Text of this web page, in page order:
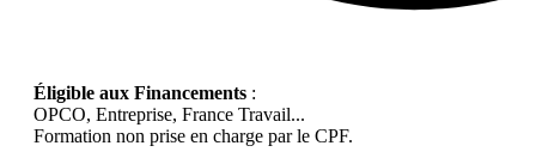
Éligible aux Financements :
OPCO, Entreprise, France Travail...
Formation non prise en charge par le CPF.